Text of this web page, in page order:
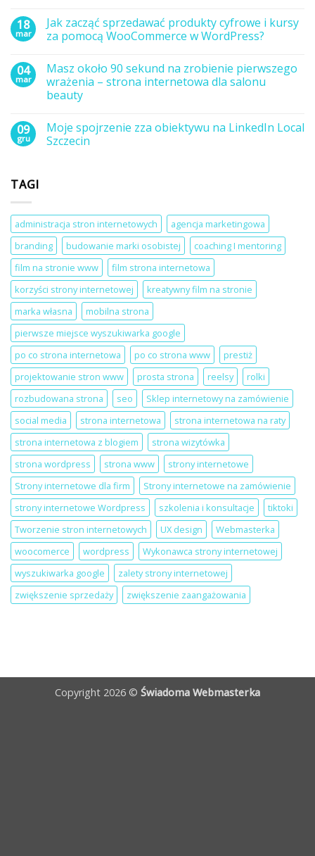
firmy
–
jak
zadania
technologii?
do
Jak
przygotować
stworzenia
pierwszej
strony
internetowej
18
mar
Jak zacząć sprzedawać produkty cyfrowe i kursy
za pomocą WooCommerce w WordPress?
do
Jak
zacząć
sprzedawać
produkty
kursy
za
04
mar
Masz około 90 sekund na zrobienie pierwszego
wrażenia – strona internetowa dla salonu
beauty
do
Masz
około
strona
internetowa
dla
salonu
beauty
09
gru
Moje spojrzenie zza obiektywu na LinkedIn Local
Szczecin
na
LinkedIn
Local
Szczecin
TAGI
administracja stron internetowych
agencja marketingowa
branding
budowanie marki osobistej
coaching I mentoring
film na stronie www
film strona internetowa
korzyści strony internetowej
kreatywny film na stronie
marka własna
mobilna strona
pierwsze miejsce wyszukiwarka google
po co strona internetowa
po co strona www
prestiż
projektowanie stron www
prosta strona reelsy
rolki
rozbudowana strona
seo
Sklep internetowy na zamówienie
social media
strona internetowa
strona internetowa na raty
strona internetowa z blogiem
strona wizytówka
strona wordpress
strona www
strony internetowe
Strony internetowe dla firm
Strony internetowe na zamówienie
strony internetowe Wordpress
szkolenia i konsultacje
tiktoki
Tworzenie stron internetowych
UX design
Webmasterka
woocomerce
wordpress
Wykonawca strony internetowej
wyszukiwarka google
zalety strony internetowej
zwiększenie sprzedaży
zwiększenie zaangażowania
Copyright 2026 © Świadoma Webmasterka